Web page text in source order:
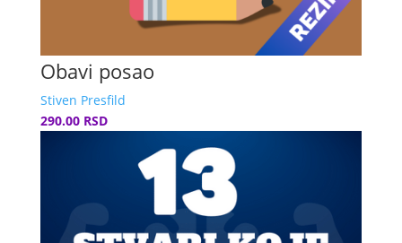
Obavi posao
Stiven Presfild
290.00 RSD